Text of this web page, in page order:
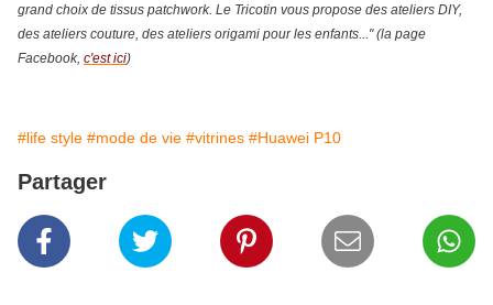
grand choix de tissus patchwork. Le Tricotin vous propose des ateliers DIY,
des ateliers couture, des ateliers origami pour les enfants..." (la page
Facebook, c'est ici)
#life style #mode de vie #vitrines #Huawei P10
Partager